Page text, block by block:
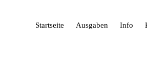
Startseite Ausgaben Info